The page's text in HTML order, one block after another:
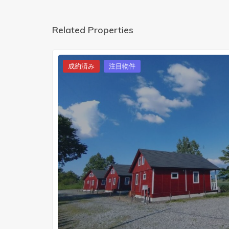
Related Properties
成約済み 注目物件